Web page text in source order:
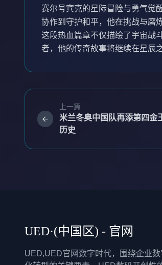
赛尔号宾克的星际冒险与勇气觉
协作到守护和平，他在挑战与磨
这段热血篇章不仅描绘了宇宙战
者，他的传奇故事将继续在星辰
上一篇
米兰冬奥中国队再添第四金
历史
UED·(中国区) - 官网
UED,UED官网数字时代，围绕企业数